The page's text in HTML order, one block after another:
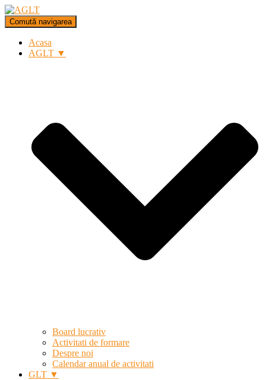
Comută navigarea
Acasa
AGLT ▼
Board lucrativ
Activitati de formare
Despre noi
Calendar anual de activitati
GLT ▼